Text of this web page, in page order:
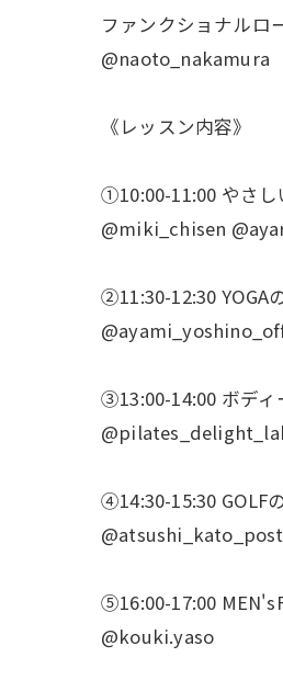
ファンクショナルロ
@naoto_nakamura
《レッスン内容》
①10:00-11:00 やさし
@miki_chisen
②11:30-12:30 YOGA
③13:00-14:00 ボディ
④14:30-15:30 GOLF
⑤16:00-17:00
@kouki.yaso